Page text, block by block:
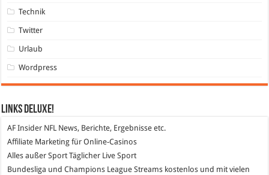
Technik
Twitter
Urlaub
Wordpress
Links DeLuXe!
AF Insider NFL News, Berichte, Ergebnisse etc.
Affiliate Marketing für Online-Casinos
Alles außer SportTäglicher Live Sport
Bundesliga und Champions League Streams kostenlos und mit vielen